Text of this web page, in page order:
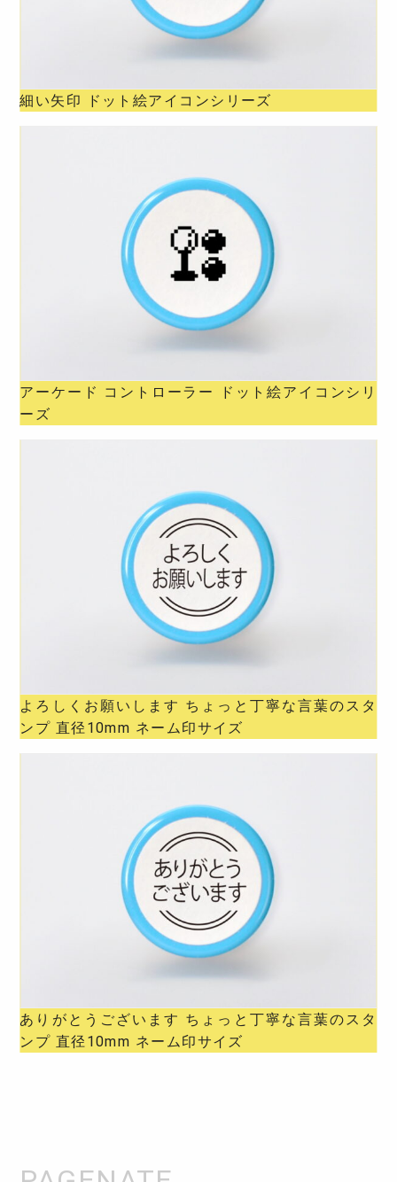
細い矢印 ドット絵アイコンシリーズ
アーケード コントローラー ドット絵アイコンシリ
ーズ
よろしくお願いします ちょっと丁寧な言葉のスタ
ンプ 直径10mm ネーム印サイズ
ありがとうございます ちょっと丁寧な言葉のスタ
ンプ 直径10mm ネーム印サイズ